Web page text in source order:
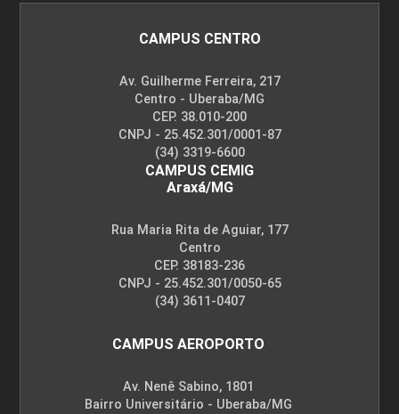
CAMPUS CENTRO
Av. Guilherme Ferreira, 217
Centro - Uberaba/MG
CEP. 38.010-200
CNPJ - 25.452.301/0001-87
(34) 3319-6600
CAMPUS CEMIG
Araxá/MG
Rua Maria Rita de Aguiar, 177
Centro
CEP. 38183-236
CNPJ - 25.452.301/0050-65
(34) 3611-0407
CAMPUS AEROPORTO
Av. Nenê Sabino, 1801
Bairro Universitário - Uberaba/MG